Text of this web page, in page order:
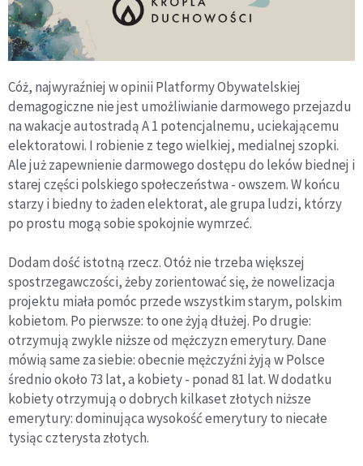
Cóż, najwyraźniej w opinii Platformy Obywatelskiej
demagogiczne nie jest umożliwianie darmowego przejazdu
na wakacje autostradą A 1 potencjalnemu, uciekającemu
elektoratowi. I robienie z tego wielkiej, medialnej szopki.
Ale już zapewnienie darmowego dostępu do leków biednej i
starej części polskiego społeczeństwa - owszem. W końcu
starzy i biedny to żaden elektorat, ale grupa ludzi, którzy
po prostu mogą sobie spokojnie wymrzeć.
Dodam dość istotną rzecz. Otóż nie trzeba większej
spostrzegawczości, żeby zorientować się, że nowelizacja
projektu miała pomóc przede wszystkim starym, polskim
kobietom. Po pierwsze: to one żyją dłużej. Po drugie:
otrzymują zwykle niższe od mężczyzn emerytury. Dane
mówią same za siebie: obecnie mężczyźni żyją w Polsce
średnio około 73 lat, a kobiety - ponad 81 lat. W dodatku
kobiety otrzymują o dobrych kilkaset złotych niższe
emerytury: dominująca wysokość emerytury to niecałe
tysiąc czterysta złotych.